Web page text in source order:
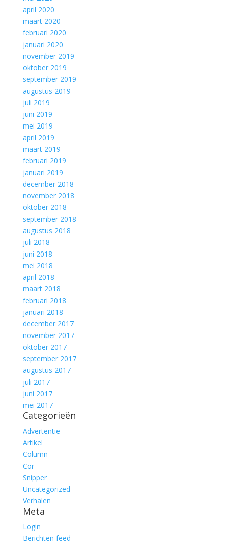
april 2020
maart 2020
februari 2020
januari 2020
november 2019
oktober 2019
september 2019
augustus 2019
juli 2019
juni 2019
mei 2019
april 2019
maart 2019
februari 2019
januari 2019
december 2018
november 2018
oktober 2018
september 2018
augustus 2018
juli 2018
juni 2018
mei 2018
april 2018
maart 2018
februari 2018
januari 2018
december 2017
november 2017
oktober 2017
september 2017
augustus 2017
juli 2017
juni 2017
mei 2017
Categorieën
Advertentie
Artikel
Column
Cor
Snipper
Uncategorized
Verhalen
Meta
Login
Berichten feed